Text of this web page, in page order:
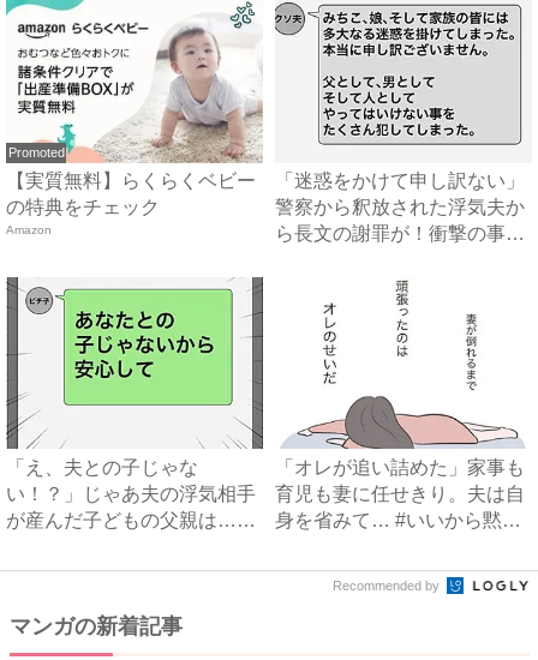
Promoted
【実質無料】らくらくベビー
の特典をチェック
Amazon
「迷惑をかけて申し訳ない」
警察から釈放された浮気夫か
ら長文の謝罪が！衝撃の事実
「え、夫との子じゃな
い！？」じゃあ夫の浮気相手
が産んだ子どもの父親は…？
「オレが追い詰めた」家事も
育児も妻に任せきり。夫は自
身を省みて… #いいから黙
Recommended by
マンガの新着記事